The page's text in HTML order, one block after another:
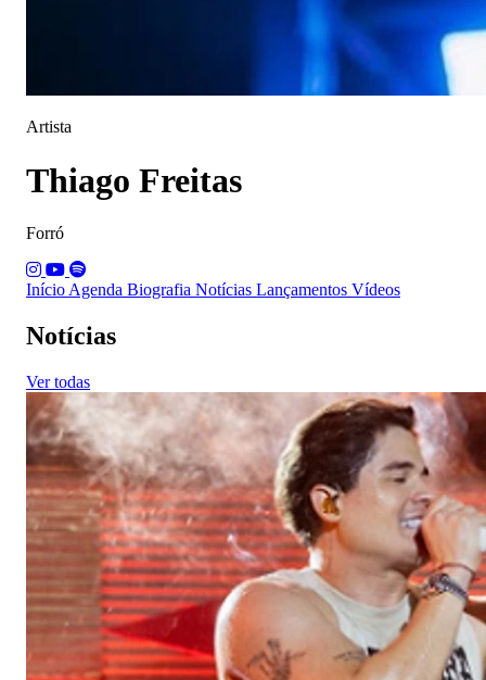
Artista
Thiago Freitas
Forró
Início Agenda Biografia Notícias Lançamentos Vídeos
Notícias
Ver todas